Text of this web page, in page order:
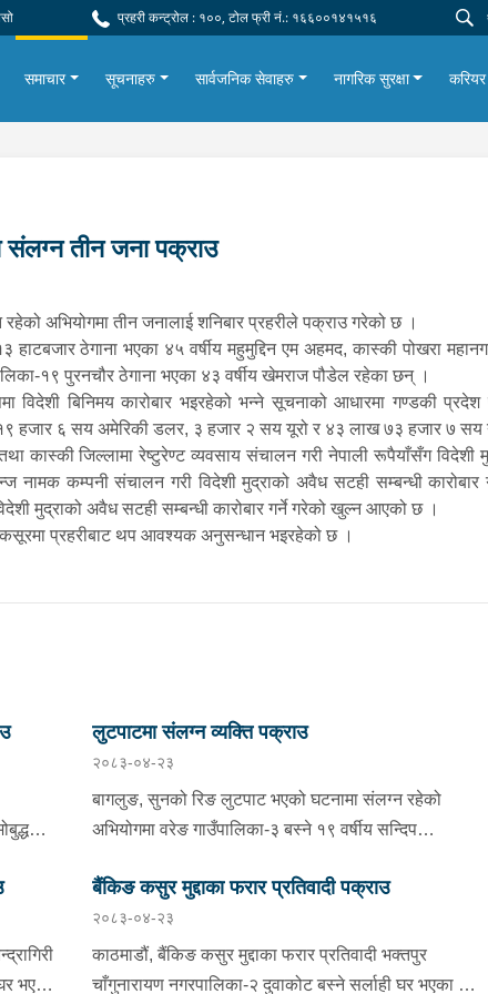
प्रहरी कन्ट्रोल : १००, टोल फ्री नं.: १६६००१४१५१६
समाचार सूचनाहरु सार्वजनिक सेवाहरु नागरिक सुरक्षा करियर
संलग्न तीन जना पक्राउ
अभियोगमा तीन जनालाई शनिबार प्रहरीले पक्राउ गरेको छ ।
हाटबजार ठेगाना भएका ४५ वर्षीय महुमुद्दिन एम अहमद, कास्की पोखरा
१९ पुरनचौर ठेगाना भएका ४३ वर्षीय खेमराज पौडेल रहेका छन् ।
विदेशी बिनिमय कारोबार भइरहेको भन्ने सूचनाको आधारमा गण्डकी
हजार ६ सय अमेरिकी डलर, ३ हजार २ सय यूरो र ४३ लाख ७३ हजार ७ सय
कास्की जिल्लामा रेष्टुरेण्ट व्यवसाय संचालन गरी नेपाली रूपैयाँसँग विदेशी
नामक कम्पनी संचालन गरी विदेशी मुद्राको अवैध सटही सम्बन्धी
मुद्राको अवैध सटही सम्बन्धी कारोबार गर्ने गरेको खुल्न आएको छ ।
प्रहरीबाट थप आवश्यक अनुसन्धान भइरहेको छ ।
लुटपाटमा संलग्न व्यक्ति पक्राउ
२०८३-०४-२३
बागलुङ, सुनको रिङ लुटपाट भएको घटनामा संलग्न रहेको
अभियोगमा वरेङ गाउँपालिका-३ बस्ने १९ वर्षीय सन्दिप
गाउँपालिका-३ बाटाकाचौर मजुवामा पीडितलाई डर, धाक धम्की
दिई सुनको रिङ लुटेको भन्ने खबर प्राप्त हुनासाथ इलाका प्रहरी
कार्यालय वरेङबाट खटिएको प्रहरीले उनलाई पक्राउ गरेको हो
। उनी उपर जिल्ला अदालत बागलुङबाट ५ दिन म्याद थप
भएका
बैंकिङ कसुर मुद्दाका फरार प्रतिवादी पक्राउ
२०८३-०४-२३
काठमाडौं, बैंकिङ कसुर मुद्दाका फरार प्रतिवादी भक्तपुर
चाँगुनारायण नगरपालिका-२ दुवाकोट बस्ने सर्लाही घर भएका ५०